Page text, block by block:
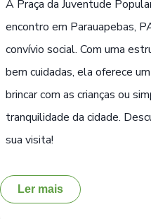
A Praça da Juventude
encontro em Parauapebas,
convívio social. Com uma
bem cuidadas, ela oferece
brincar com as crianças ou
tranquilidade da cidade.
sua visita!
Ler mais